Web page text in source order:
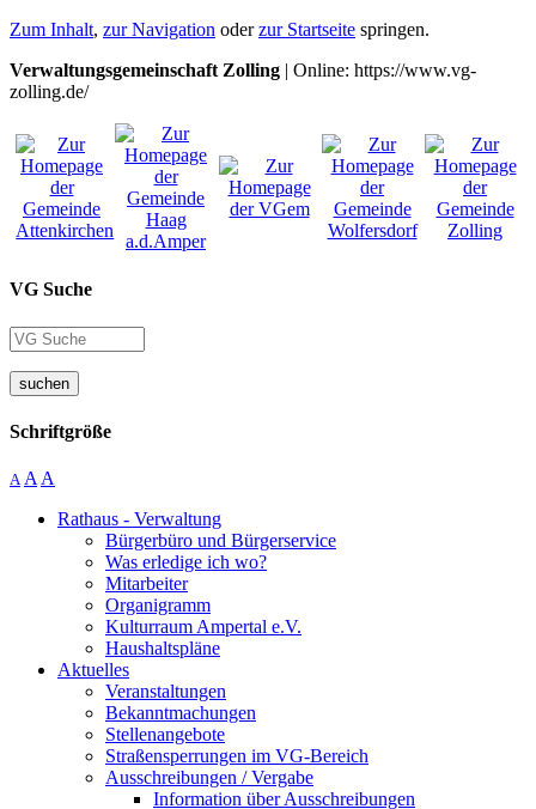
Zum Inhalt, zur Navigation oderzur Startseite springen.
Verwaltungsgemeinschaft Zolling | Online: https://www.vg-
zolling.de/
VG Suche
suchen
Schriftgröße
A A A
Rathaus - Verwaltung
Bürgerbüro und Bürgerservice
Was erledige ich wo?
Mitarbeiter
Organigramm
Kulturraum Ampertal e.V.
Haushaltspläne
Aktuelles
Veranstaltungen
Bekanntmachungen
Stellenangebote
Straßensperrungen im VG-Bereich
Ausschreibungen / Vergabe
Information über Ausschreibungen